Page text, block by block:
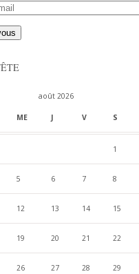
août 2026
ME J V S
1
5 6 7 8
12 13 14 15
19 20 21 22
26 27 28 29